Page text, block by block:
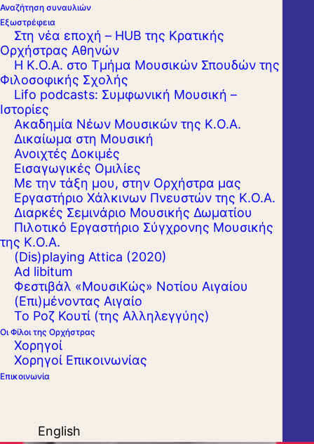
Αναζήτηση συναυλιών
Εξωστρέφεια
Στη νέα εποχή – HUB της Κρατικής
Ορχήστρας Αθηνών
Η Κ.Ο.Α. στο Τμήμα Μουσικών Σπουδών της
Φιλοσοφικής Σχολής
Lifo podcasts: Συμφωνική Μουσική –
Ιστορίες
Ακαδημία Νέων Μουσικών της Κ.Ο.Α.
Δικαίωμα στη Μουσική
Ανοιχτές Δοκιμές
Εισαγωγικές Ομιλίες
Με την τάξη μου, στην Ορχήστρα μας
Εργαστήριo Χάλκινων Πνευστών της Κ.Ο.Α.
Διαρκές Σεμινάριο Μουσικής Δωματίου
Πιλοτικό Εργαστήριο Σύγχρονης Μουσικής
της Κ.Ο.Α.
(Dis)playing Attica (2020)
Ad libitum
Φεστιβάλ «ΜουσιΚώς» Νοτίου Αιγαίου
(Επι)μένοντας Αιγαίο
Το Ροζ Κουτί (της Αλληλεγγύης)
Οι Φίλοι της Ορχήστρας
Χορηγοί
Χορηγοί Επικοινωνίας
Επικοινωνία
English